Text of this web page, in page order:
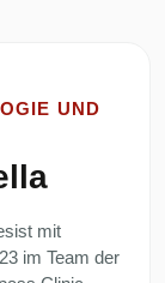
UND
mit
im Team der